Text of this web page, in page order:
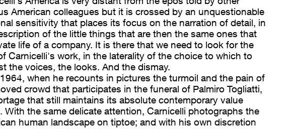
American colleagues but it is crossed by an unquestionable
sensitivity that places its focus on the narration of detail, in
of the little things that are then the same ones that
life of a company. It is there that we need to look for the
Carnicelli's work, in the laterality of the choice to which to
the voices, the looks. And the dismay.
when he recounts in pictures the turmoil and the pain of
crowd that participates in the funeral of Palmiro Togliatti,
that still maintains its absolute contemporary value
With the same delicate attention, Carnicelli photographs the
human landscape on tiptoe; and with his own discretion